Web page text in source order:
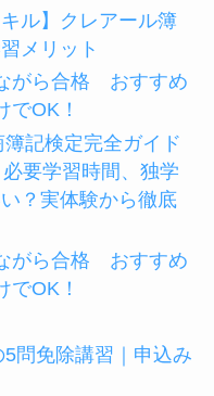
ル】クレアール簿
メリット
がら合格 おすすめ
OK！
簿記検定完全ガイド
要学習時間、独学
？実体験から徹底
がら合格 おすすめ
OK！
5問免除講習｜申込み